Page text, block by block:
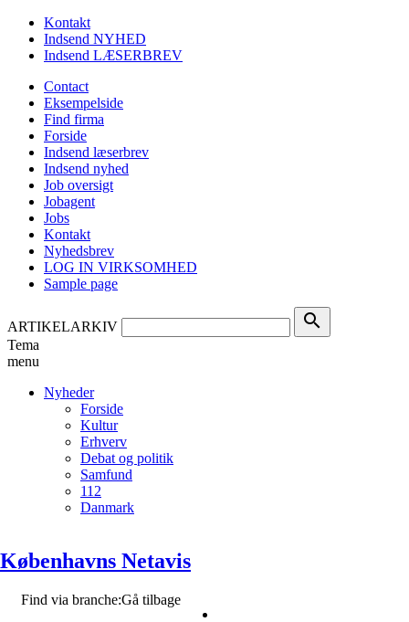
Kontakt
Indsend NYHED
Indsend LÆSERBREV
Contact
Eksempelside
Find firma
Forside
Indsend læserbrev
Indsend nyhed
Job oversigt
Jobagent
Jobs
Kontakt
Nyhedsbrev
LOG IN VIRKSOMHED
Sample page
ARTIKELARKIV search
Tema
menu
Nyheder
Forside
Kultur
Erhverv
Debat og politik
Samfund
112
Danmark
Københavns Netavis
Find via branche:Gå tilbage